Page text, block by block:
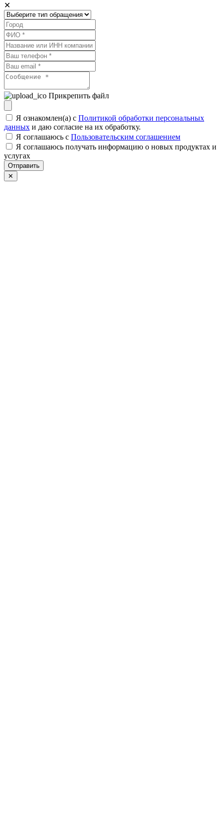
✕
Прикрепить файл
Я ознакомлен(а) с Политикой обработки персональных
данных и даю согласие на их обработку.
Я соглашаюсь c Пользовательским соглашением
Я соглашаюсь получать информацию о новых продуктах и
услугах
Отправить
✕